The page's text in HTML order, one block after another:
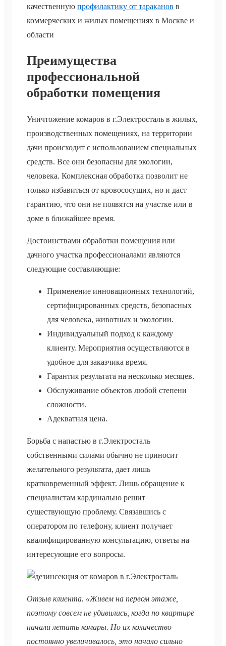
качественную профилактику от тараканов в
коммерческих и жилых помещениях в Москве и
области
Преимущества
профессиональной
обработки помещения
Уничтожение комаров в г.Электросталь в жилых,
производственных помещениях, на территории
дачи происходит с использованием специальных
средств. Все они безопасны для экологии,
человека. Комплексная обработка позволит не
только избавиться от кровососущих, но и даст
гарантию, что они не появятся на участке или в
доме в ближайшее время.
Достоинствами обработки помещения или
дачного участка профессионалами являются
следующие составляющие:
Применение инновационных технологий,
сертифицированных средств, безопасных
для человека, животных и экологии.
Индивидуальный подход к каждому
клиенту. Мероприятия осуществляются в
удобное для заказчика время.
Гарантия результата на несколько месяцев.
Обслуживание объектов любой степени
сложности.
Адекватная цена.
Борьба с напастью в г.Электросталь
собственными силами обычно не приносит
желательного результата, дает лишь
кратковременный эффект. Лишь обращение к
специалистам кардинально решит
существующую проблему. Связавшись с
оператором по телефону, клиент получает
квалифицированную консультацию, ответы на
интересующие его вопросы.
Отзыв клиента. «Живем на первом этаже,
поэтому совсем не удивились, когда по квартире
начали летать комары. Но их количество
постоянно увеличивалось, это начало сильно